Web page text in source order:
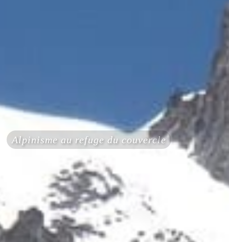
Alpinisme au refuge du couvercle